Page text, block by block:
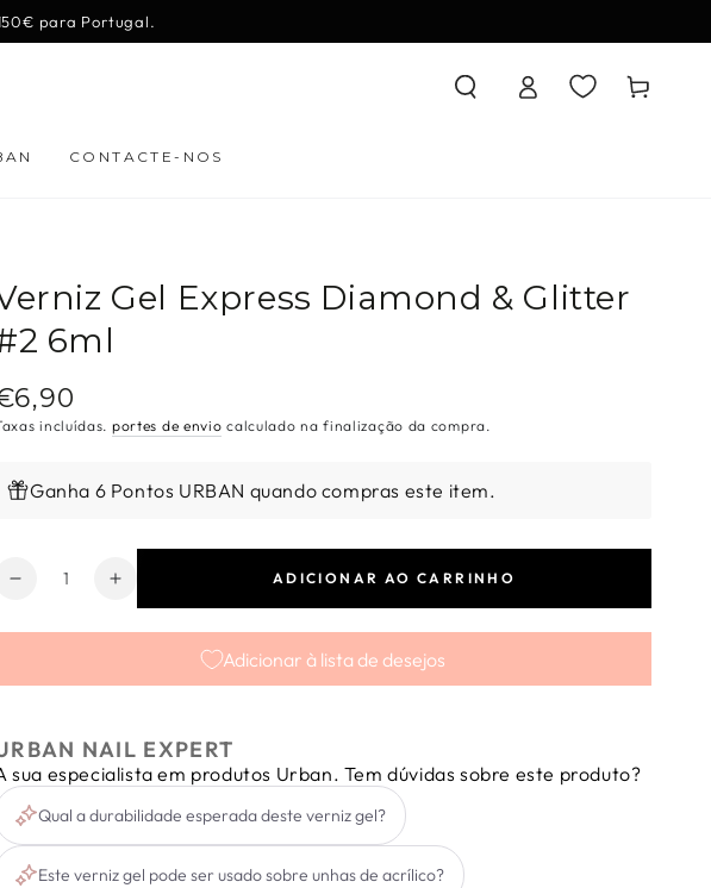
para Portugal.
CONTACTE-NOS
sessão
Carrinho
Gel Express Diamond & Glitter
6ml
incluídas. portes de envio calculado na finalização da compra.
Ganha 6 Pontos URBAN quando compras este item.
Quantidade
Diminuir
quantidade
Verniz
Express
Diamond
&amp;
Glitter
#2
6ml
Aumentar
quantidade
Verniz
Express
Diamond
&amp;
Glitter
#2
6ml
ADICIONAR AO CARRINHO
Adicionar à lista de desejos
NAIL EXPERT
sua especialista em produtos Urban. Tem dúvidas sobre este produto?
Qual a durabilidade esperada deste verniz gel?
Este verniz gel pode ser usado sobre unhas de acrílico?